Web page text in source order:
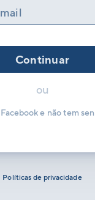
Continuar
ou
e não tem
Políticas de privacidade